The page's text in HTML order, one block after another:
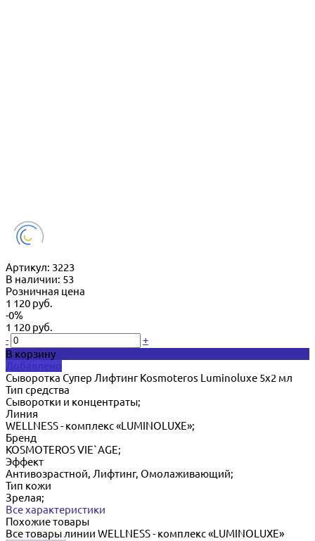
Артикул: 3223
В наличии: 53
Розничная цена
1 120 руб.
-0%
1 120 руб.
-
+
В корзину
Добавлено
Сыворотка Супер Лифтинг Kosmoteros Luminoluxe 5х2 мл
Тип средства
Сыворотки и концентраты;
Линия
WELLNESS - комплекс «LUMINOLUXE»;
Бренд
KOSMOTEROS VIE`AGE;
Эффект
Антивозрастной, Лифтинг, Омолаживающий;
Тип кожи
Зрелая;
Все характеристики
Похожие товары
Все товары линии WELLNESS - комплекс «LUMINOLUXE»